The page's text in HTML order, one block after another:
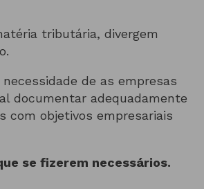
tributária, divergem
de as empresas
documentar adequadamente
com objetivos empresariais
se fizerem necessários.